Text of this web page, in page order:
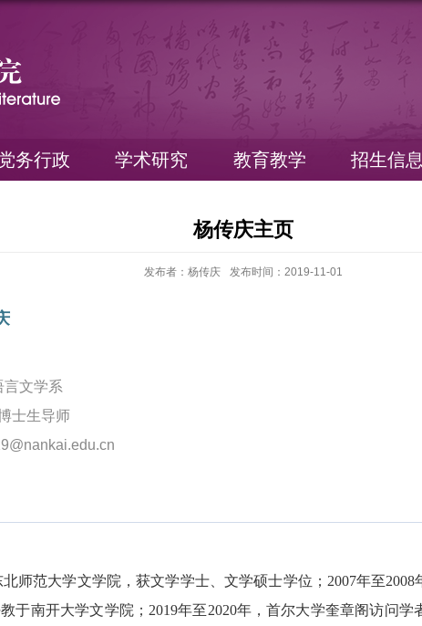
务行政 学术研究 教育教学 招生信
杨传庆主页
发布者：杨传庆 发布时间：2019-11-01
言文学系
士生导师
北师范大学文学院，获文学学士、文学硕士学位；2007年至
于南开大学文学院；2019年至2020年，首尔大学奎章阁访问